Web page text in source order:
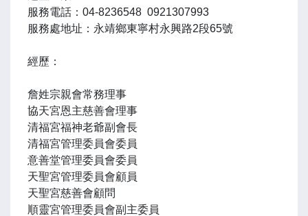
服務電話：04-8236548 0921307993
服務處地址：永靖鄉東寧村永興路2段65號
經歷：
詹姓宗親會常務理事
協天宮恩主慈善會理事
清福宮福神老爺副會長
清福宮管理委員會委員
意善堂管理委員會委員
天聖宮管理委員會顧員
天聖宮慈善會顧問
順靈宮管理委員會副主委員